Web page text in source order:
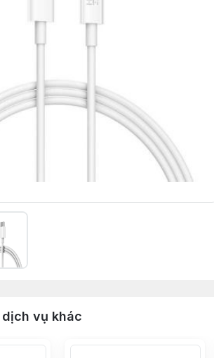
dịch vụ khác